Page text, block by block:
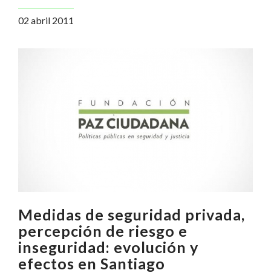
02 abril 2011
Medidas de seguridad privada,
percepción de riesgo e
inseguridad: evolución y
efectos en Santiago